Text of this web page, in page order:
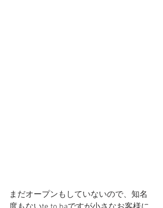
まだオープンもしていないので、知名